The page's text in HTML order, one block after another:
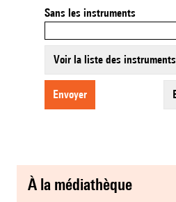
Sans les instruments
Voir la liste des instruments
envoyer
à la médiathèque